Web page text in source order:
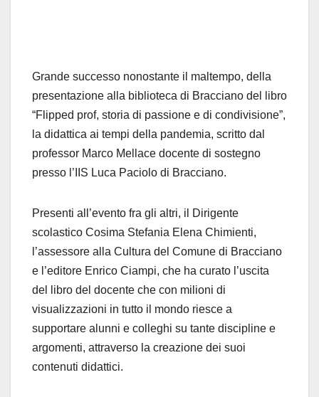
Grande successo nonostante il maltempo, della
presentazione alla biblioteca di Bracciano del libro
“Flipped prof, storia di passione e di condivisione”,
la didattica ai tempi della pandemia, scritto dal
professor Marco Mellace docente di sostegno
presso l’IIS Luca Paciolo di Bracciano.
Presenti all’evento fra gli altri, il Dirigente
scolastico Cosima Stefania Elena Chimienti,
l’assessore alla Cultura del Comune di Bracciano
e l’editore Enrico Ciampi, che ha curato l’uscita
del libro del docente che con milioni di
visualizzazioni in tutto il mondo riesce a
supportare alunni e colleghi su tante discipline e
argomenti, attraverso la creazione dei suoi
contenuti didattici.